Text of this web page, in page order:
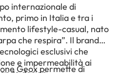
internazionale di
primo in Italia e tra i
lifestyle-casual, nato
che respira”. Il brand
esclusivi che
e impermeabilità ai
Geox permette di